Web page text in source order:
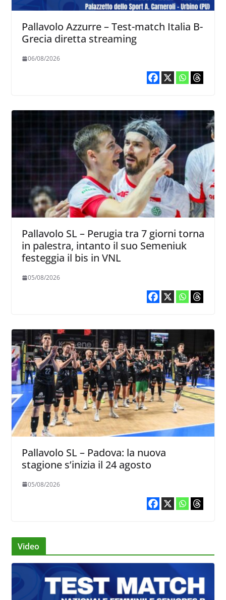
Pallavolo Azzurre – Test-match Italia B-
Grecia diretta streaming
06/08/2026
Pallavolo SL – Perugia tra 7 giorni torna
in palestra, intanto il suo Semeniuk
festeggia il bis in VNL
05/08/2026
Pallavolo SL – Padova: la nuova
stagione s’inizia il 24 agosto
05/08/2026
Video